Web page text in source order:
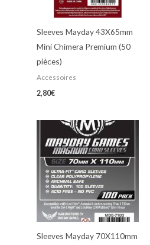
Sleeves Mayday 43X65mm
Mini Chimera Premium (50
pièces)
Accessoires
2,80€
Sleeves Mayday 70X110mm